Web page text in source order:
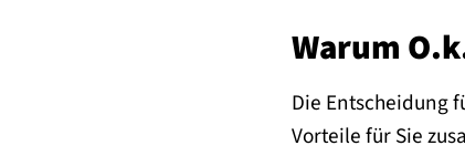
Warum
Die Entscheidung
Vorteile für Sie